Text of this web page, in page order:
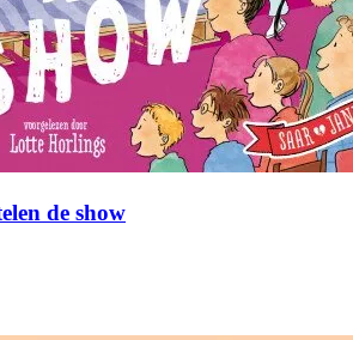
de show